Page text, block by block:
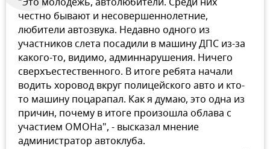
честно бывают и несовершеннолетние,
любители автозвука. Недавно одного из
участников слета посадили в машину ДПС из-за
какого-то, видимо, админнарушения. Ничего
сверхъестественного. В итоге ребята начали
водить хоровод вкруг полицейского авто и кто-
то машину поцарапал. Как я думаю, это одна из
причин, почему в итоге произошла облава с
участием ОМОНа", - высказал мнение
администратор автоклуба.